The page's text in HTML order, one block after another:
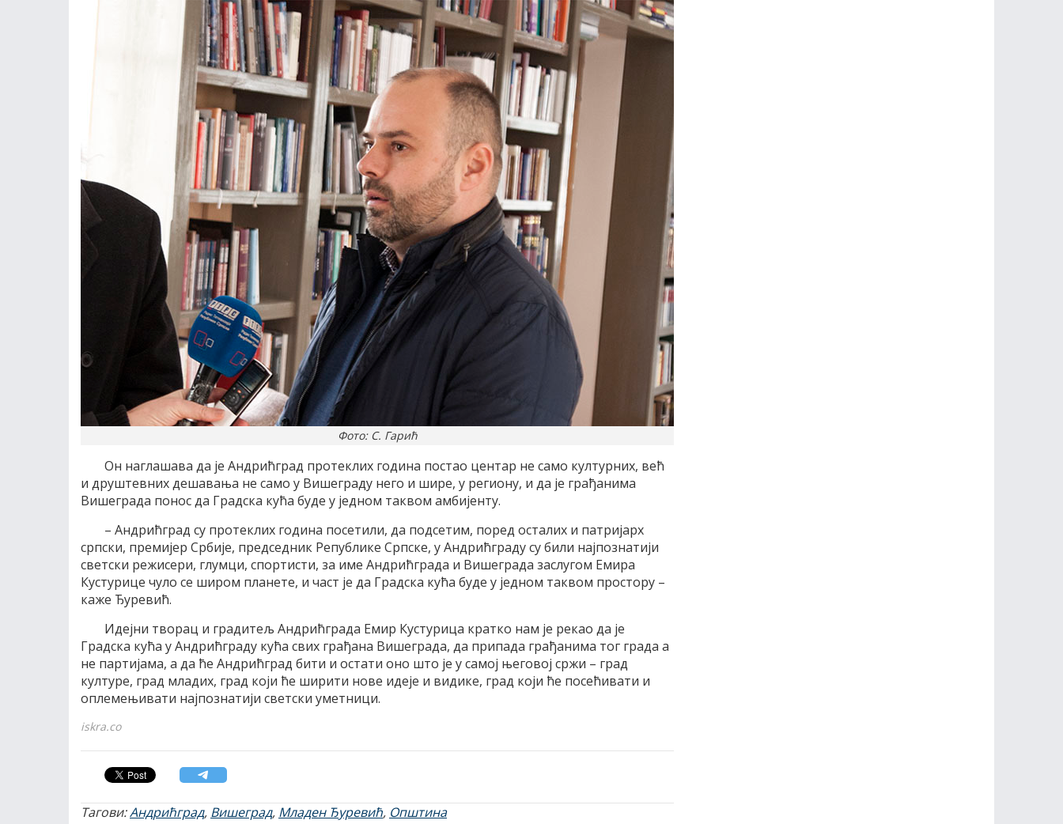
Фото: С. Гарић
Он наглашава да је Андрићград протеклих година постао центар не само културних, већ
и друштевних дешавања не само у Вишеграду него и шире, у региону, и да је грађанима
Вишеграда понос да Градска кућа буде у једном таквом амбијенту.
– Андрићград су протеклих година посетили, да подсетим, поред осталих и патријарх
српски, премијер Србије, председник Републике Српске, у Андрићграду су били најпознатији
светски режисери, глумци, спортисти, за име Андрићграда и Вишеграда заслугом Емира
Кустурице чуло се широм планете, и част је да Градска кућа буде у једном таквом простору –
каже Ђуревић.
Идејни творац и градитељ Андрићграда Емир Кустурица кратко нам је рекао да је
Градска кућа у Андрићграду кућа свих грађана Вишеграда, да припада грађанима тог града а
не партијама, а да ће Андрићград бити и остати оно што је у самој његовој сржи – град
културе, град младих, град који ће ширити нове идеје и видике, град који ће посећивати и
оплемењивати најпознатији светски уметници.
iskra.co
Тагови:Андрићград, Вишеград, Младен Ђуревић, Општина